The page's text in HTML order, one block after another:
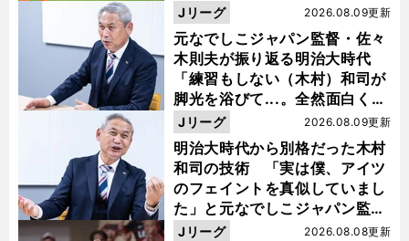
元なでしこジャパン監督・佐々
木則夫が振り返る明治大時代
「練習もしない（木村）和司が
脚光を浴びて...。全然面白くな
い４年間でした」
2026.08.09更新
Jリーグ
明治大時代から別格だった木村
和司の技術 「実は僕、アイツ
のフェイントを真似していまし
た」と元なでしこジャパン監
督・佐々木則夫
2026.08.09更新
Jリーグ
2026.08.08更新
Jリーグ